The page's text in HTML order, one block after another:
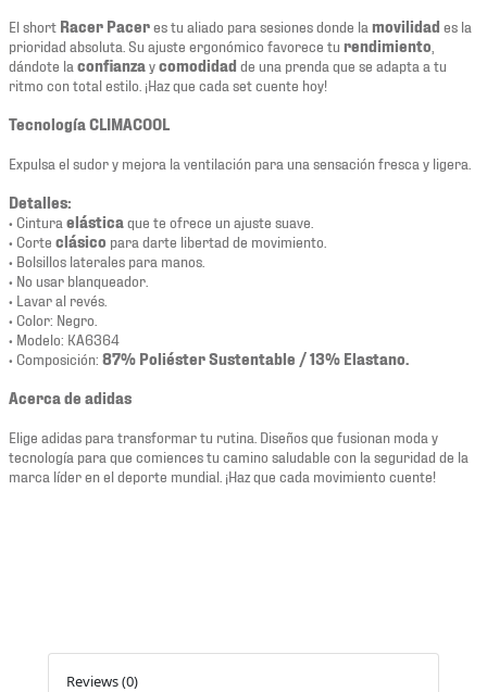
El short Racer Paceres tu aliado para sesiones donde la movilidad es la
prioridad absoluta. Su ajuste ergonómico favorece tu rendimiento
dándote la confianza ycomodidad de una prenda que se adapta a tu
ritmo con total estilo. ¡Haz que cada set cuente hoy!
Tecnología CLIMACOOL
Expulsa el sudor y mejora la ventilación para una sensación fresca y ligera.
Detalles:
• Cintura elástica que te ofrece un ajuste suave.
• Corte clásico para darte libertad de movimiento.
• Bolsillos laterales para manos.
• No usar blanqueador.
• Lavar al revés.
• Color: Negro.
• Modelo: KA6364
• Composición: 87% Poliéster Sustentable / 13% Elastano.
Acerca de adidas
Elige adidas para transformar tu rutina. Diseños que fusionan moda y
tecnología para que comiences tu camino saludable con la seguridad de la
marca líder en el deporte mundial. ¡Haz que cada movimiento cuente!
Reviews (0)